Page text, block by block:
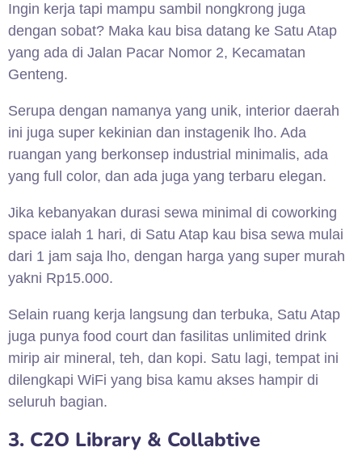
Ingin kerja tapi mampu sambil nongkrong juga
dengan sobat? Maka kau bisa datang ke Satu Atap
yang ada di Jalan Pacar Nomor 2, Kecamatan
Genteng.
Serupa dengan namanya yang unik, interior daerah
ini juga super kekinian dan instagenik lho. Ada
ruangan yang berkonsep industrial minimalis, ada
yang full color, dan ada juga yang terbaru elegan.
Jika kebanyakan durasi sewa minimal di coworking
space ialah 1 hari, di Satu Atap kau bisa sewa mulai
dari 1 jam saja lho, dengan harga yang super murah
yakni Rp15.000.
Selain ruang kerja langsung dan terbuka, Satu Atap
juga punya food court dan fasilitas unlimited drink
mirip air mineral, teh, dan kopi. Satu lagi, tempat ini
dilengkapi WiFi yang bisa kamu akses hampir di
seluruh bagian.
3. C2O Library & Collabtive